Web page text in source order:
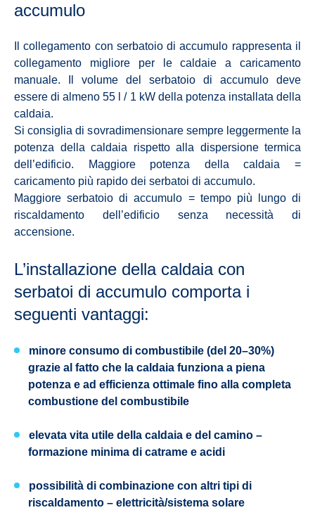
accumulo
Il collegamento con serbatoio di accumulo rappresenta il
collegamento migliore per le caldaie a caricamento
manuale. Il volume del serbatoio di accumulo deve
essere di almeno 55 l / 1 kW della potenza installata della
caldaia.
Si consiglia di sovradimensionare sempre leggermente la
potenza della caldaia rispetto alla dispersione termica
dell’edificio. Maggiore potenza della caldaia =
caricamento più rapido dei serbatoi di accumulo.
Maggiore serbatoio di accumulo = tempo più lungo di
riscaldamento dell’edificio senza necessità di
accensione.
L’installazione della caldaia con
serbatoi di accumulo comporta i
seguenti vantaggi:
minore consumo di combustibile (del 20–30%)
grazie al fatto che la caldaia funziona a piena
potenza e ad efficienza ottimale fino alla completa
combustione del combustibile
elevata vita utile della caldaia e del camino –
formazione minima di catrame e acidi
possibilità di combinazione con altri tipi di
riscaldamento – elettricità/sistema solare